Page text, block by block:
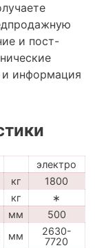
и пост-
и информация
электро
кг
1800
кг
∗
мм
500
мм
2630-
7720